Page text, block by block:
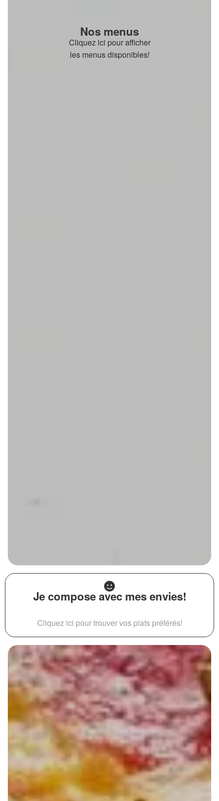
Nos menus
Cliquez ici pour afficher
les menus disponibles!
Je compose avec mes envies!
Cliquez ici pour trouver vos plats préférés!